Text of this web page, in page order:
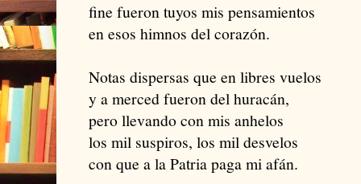
fine fueron tuyos mis pensamientos
en esos himnos del corazón.
Notas dispersas que en libres vuelos
y a merced fueron del huracán,
pero llevando con mis anhelos
los mil suspiros, los mil desvelos
con que a la Patria paga mi afán.